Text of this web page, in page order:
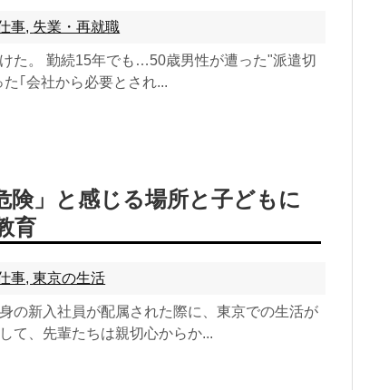
事, 失業・再就職
た。 勤続15年でも…50歳男性が遭った"派遣切
｢会社から必要とされ...
険」と感じる場所と子どもに
育
事,東京の生活
の新入社員が配属された際に、東京での生活が
て、先輩たちは親切心からか...